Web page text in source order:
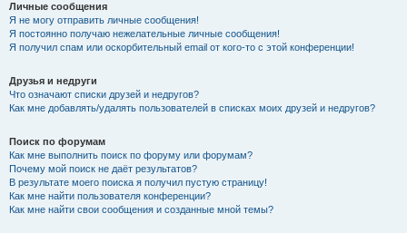
Личные сообщения
Я не могу отправить личные сообщения!
Я постоянно получаю нежелательные личные сообщения!
Я получил спам или оскорбительный email от кого-то с этой конференции!
Друзья и недруги
Что означают списки друзей и недругов?
Как мне добавлять/удалять пользователей в списках моих друзей и недругов?
Поиск по форумам
Как мне выполнить поиск по форуму или форумам?
Почему мой поиск не даёт результатов?
В результате моего поиска я получил пустую страницу!
Как мне найти пользователя конференции?
Как мне найти свои сообщения и созданные мной темы?